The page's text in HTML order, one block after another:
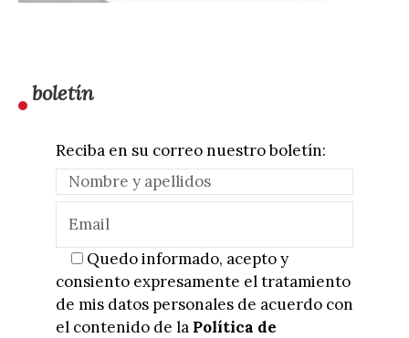
boletín
Reciba en su correo nuestro boletín:
Quedo informado, acepto y
consiento expresamente el tratamiento
de mis datos personales de acuerdo con
el contenido de la Política de